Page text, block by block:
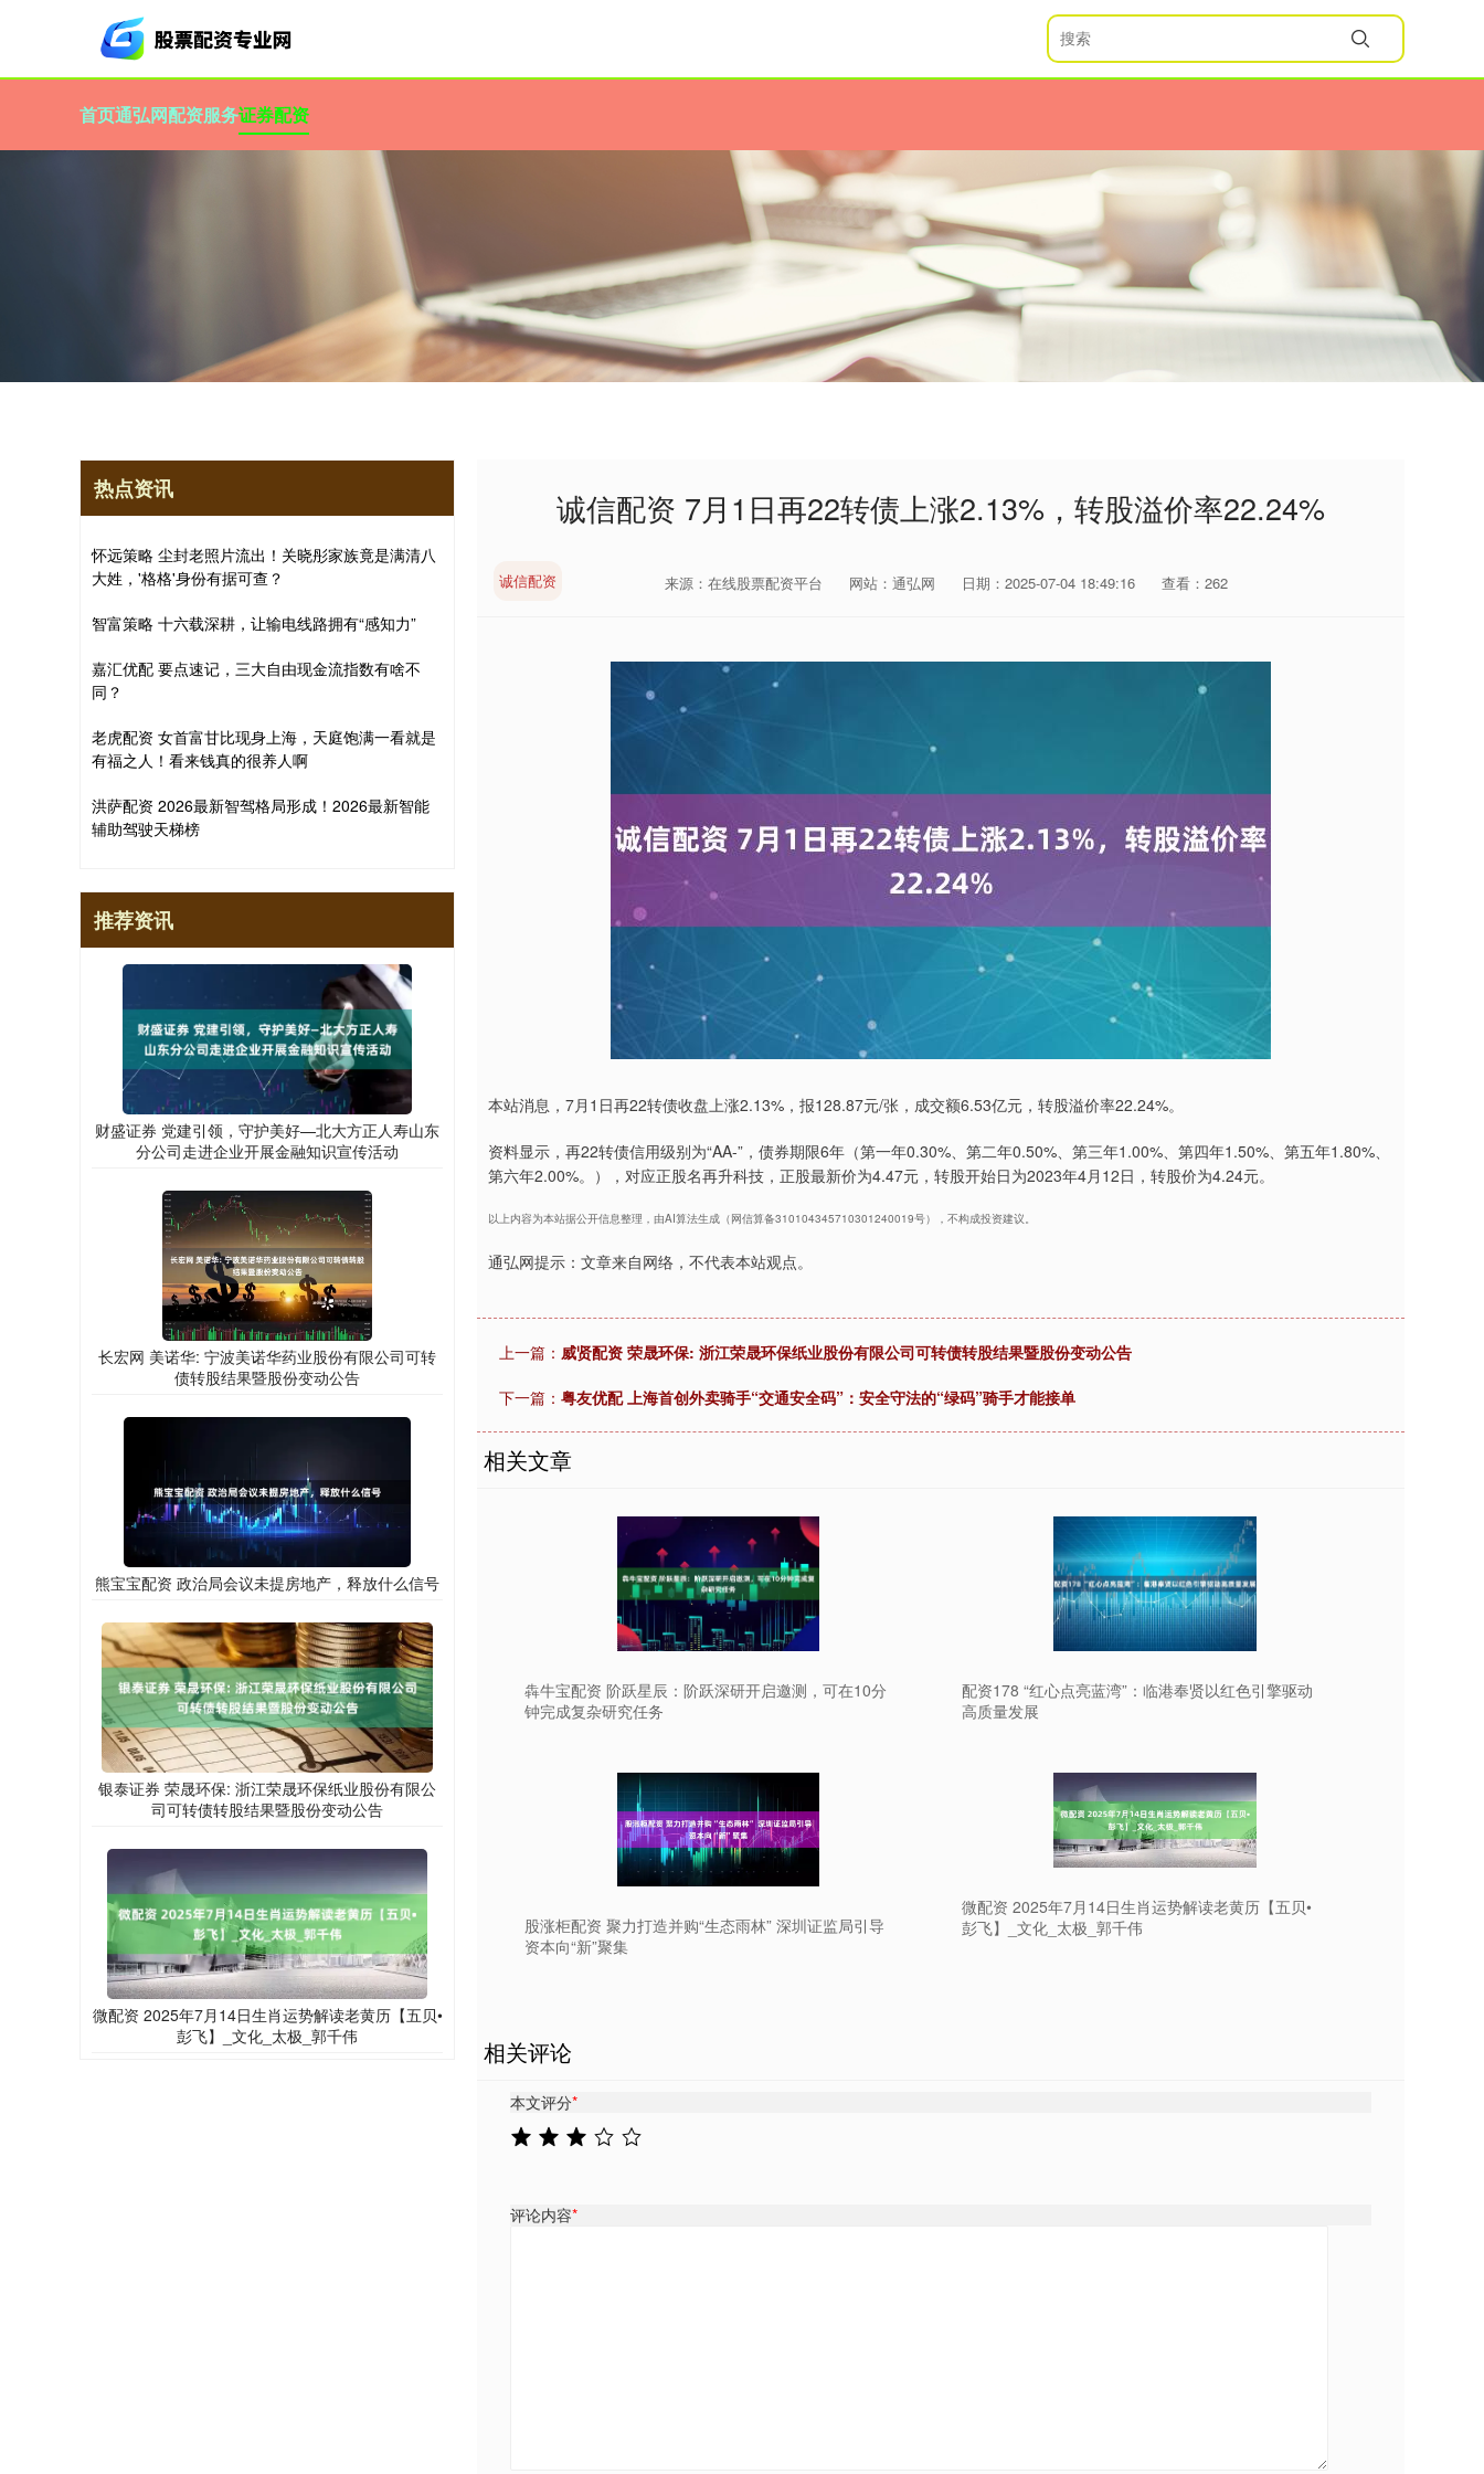
首页通弘网配资服务证券配资
诚信配资 7月1日再22转债上涨2.13%，转股溢价率22.24%
诚信配资 来源：在线股票配资平台 网站：通弘网 日期：2025-07-04 18:49:16 查看：262
本站消息，7月1日再22转债收盘上涨2.13%，报128.87元/张，成交额6.53亿元，转股溢价率22.24%。
资料显示，再22转债信用级别为“AA-”，债券期限6年（第一年0.30%、第二年0.50%、第三年1.00%、第四年1.50%、第五年1.80%、
第六年2.00%。），对应正股名再升科技，正股最新价为4.47元，转股开始日为2023年4月12日，转股价为4.24元。
以上内容为本站据公开信息整理，由AI算法生成（网信算备310104345710301240019号），不构成投资建议。
通弘网提示：文章来自网络，不代表本站观点。
上一篇： 威贤配资 荣晟环保: 浙江荣晟环保纸业股份有限公司可转债转股结果暨股份变动公告
下一篇： 粤友优配 上海首创外卖骑手“交通安全码”：安全守法的“绿码”骑手才能接单
相关文章
犇牛宝配资 阶跃星辰：阶跃深研开启邀测，可在10分
钟完成复杂研究任务
配资178 “红心点亮蓝湾”：临港奉贤以红色引擎驱动
高质量发展
股涨柜配资 聚力打造并购“生态雨林” 深圳证监局引导
资本向“新”聚集
微配资 2025年7月14日生肖运势解读老黄历【五贝•
彭飞】_文化_太极_郭千伟
相关评论
本文评分*
评论内容*
热点资讯
怀远策略 尘封老照片流出！关晓彤家族竟是满清八
大姓，'格格'身份有据可查？
智富策略 十六载深耕，让输电线路拥有“感知力”
嘉汇优配 要点速记，三大自由现金流指数有啥不
同？
老虎配资 女首富甘比现身上海，天庭饱满一看就是
有福之人！看来钱真的很养人啊
洪萨配资 2026最新智驾格局形成！2026最新智能
辅助驾驶天梯榜
推荐资讯
财盛证券 党建引领，守护美好—北大方正人寿山东
分公司走进企业开展金融知识宣传活动
长宏网 美诺华: 宁波美诺华药业股份有限公司可转
债转股结果暨股份变动公告
熊宝宝配资 政治局会议未提房地产，释放什么信号
银泰证券 荣晟环保: 浙江荣晟环保纸业股份有限公
司可转债转股结果暨股份变动公告
微配资 2025年7月14日生肖运势解读老黄历【五贝•
彭飞】_文化_太极_郭千伟